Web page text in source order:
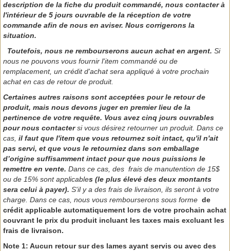
description de la fiche du produit commandé, nous contacter à
l'intérieur de 5 jours ouvrable de la réception de votre
commande afin de nous en aviser. Nous corrigerons la
situation.
Toutefois, nous ne rembourserons aucun achat en argent. Si
nous ne pouvons vous fournir l'item commandé ou de
remplacement, un crédit d'achat sera appliqué à votre prochain
achat en cas de retour de produit.
Certaines autres raisons sont acceptées pour le retour de
produit, mais nous devons juger en premier lieu de la
pertinence de votre requête. Vous avez cinq jours ouvrables
pour nous contactersi vous désirez retourner un produit. Dans ce
cas, il faut que l'item que vous retournez soit intact, qu'il n'ait
pas servi, et que vous le retourniez dans son emballage
d’origine suffisamment intact pour que nous puissions le
remettre en vente. Dans ce cas, des frais de manutention de 15$
ou de 15% sont applicables (le plus élevé des deux montants
sera celui à payer). S'il y a des frais de livraison, ils seront à votre
charge. Dans ce cas, nous vous rembourserons sous forme de
crédit applicable automatiquement lors de votre prochain achat
couvrant le prix du produit incluant les taxes mais excluant les
frais de livraison.
Note 1: Aucun retour sur des lames ayant servis ou avec des